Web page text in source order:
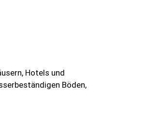
Hotels und
Böden,